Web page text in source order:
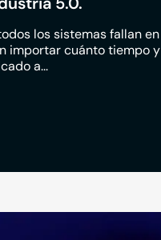
los sistemas fallan en
importar cuánto tiempo y
a...